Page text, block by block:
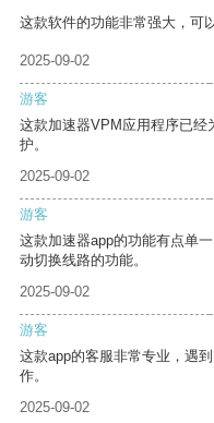
这款软件的功能非常强大，可
2025-09-02
游客
这款加速器VPM应用程序已经
护。
2025-09-02
游客
这款加速器app的功能有点单
动切换线路的功能。
2025-09-02
游客
这款app的客服非常专业，遇
作。
2025-09-02